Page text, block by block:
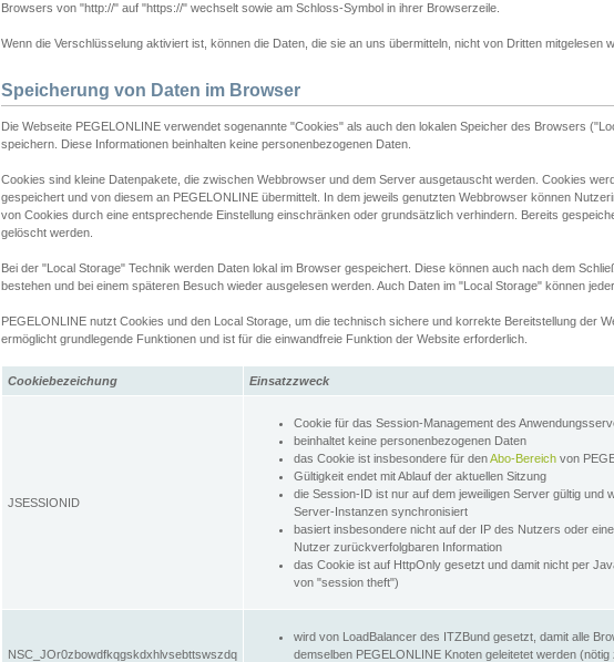
Browsers von "http://" auf "https://" wechselt sowie am Schloss-Symbol in ihrer Browserzeile.
Wenn die Verschlüsselung aktiviert ist, können die Daten, die sie an uns übermitteln, nicht von Dritten mitgelesen
Speicherung von Daten im Browser
Die Webseite PEGELONLINE verwendet sogenannte "Cookies" als auch den lokalen Speicher des Browsers
speichern. Diese Informationen beinhalten keine personenbezogenen Daten.
Cookies sind kleine Datenpakete, die zwischen Webbrowser und dem Server ausgetauscht werden. Cookies
gespeichert und von diesem an PEGELONLINE übermittelt. In dem jeweils genutzten Webbrowser können
von Cookies durch eine entsprechende Einstellung einschränken oder grundsätzlich verhindern. Bereits
gelöscht werden.
Bei der "Local Storage" Technik werden Daten lokal im Browser gespeichert. Diese können auch nach dem
bestehen und bei einem späteren Besuch wieder ausgelesen werden. Auch Daten im "Local Storage" können
PEGELONLINE nutzt Cookies und den Local Storage, um die technisch sichere und korrekte Bereitstellung der
ermöglicht grundlegende Funktionen und ist für die einwandfreie Funktion der Website erforderlich.
Cookiebezeichung Einsatzzweck
JSESSIONID
Cookie für das Session-Management des
beinhaltet keine personenbezogenen Daten
das Cookie ist insbesondere für denAbo-Bereich von
Gültigkeit endet mit Ablauf der aktuellen Sitzung
die Session-ID ist nur auf dem jeweiligen Server gültig und
Server-Instanzen synchronisiert
basiert insbesondere nicht auf der IP des Nutzers oder
Nutzer zurückverfolgbaren Information
das Cookie ist auf HttpOnly gesetzt und damit nicht per
von "session theft")
NSC_JOr0zbowdfkqgskdxhlvsebttswszdq
wird von LoadBalancer des ITZBund gesetzt, damit alle
demselben PEGELONLINE Knoten geleitetet werden